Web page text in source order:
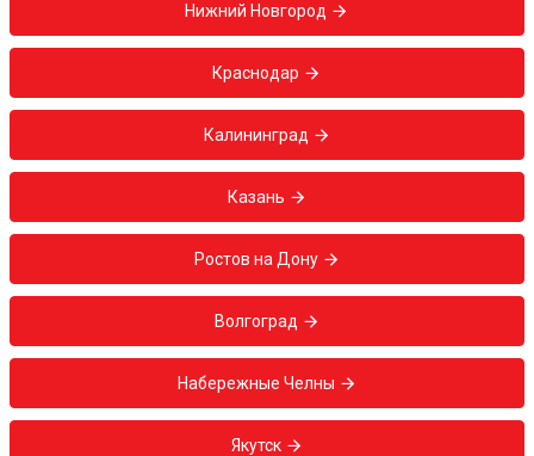
Нижний Новгород
Краснодар
Калининград
Казань
Ростов на Дону
Волгоград
Набережные Челны
Якутск